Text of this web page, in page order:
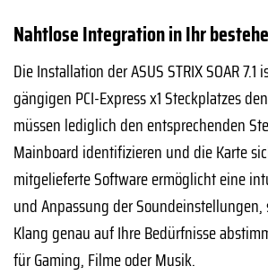
Nahtlose Integration in Ihr
Die Installation der ASUS STRIX SOAR 7.1
gängigen PCI-Express x1 Steckplatzes
müssen lediglich den entsprechenden
Mainboard identifizieren und die Karte
mitgelieferte Software ermöglicht eine
und Anpassung der Soundeinstellungen,
Klang genau auf Ihre Bedürfnisse
für Gaming, Filme oder Musik.